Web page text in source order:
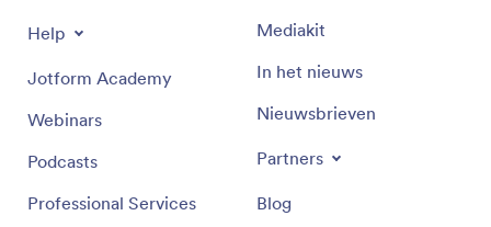
Help
Jotform Academy
Webinars
Podcasts
Professional Services
Mediakit
In het nieuws
Nieuwsbrieven
Partners
Blog